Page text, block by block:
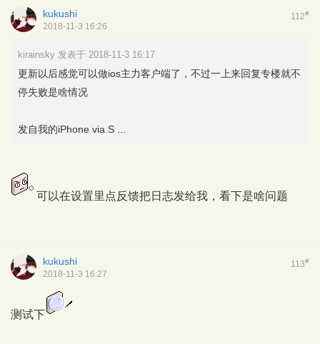
112#
kukushi
2018-11-3 16:26
kirainsky 发表于 2018-11-3 16:17
更新以后感觉可以做ios主力客户端了，不过一上来回复专楼就不
停失败是啥情况
发自我的iPhone via S ...
可以在设置里点反馈把日志发给我，看下是啥问题
113#
kukushi
2018-11-3 16:27
测试下